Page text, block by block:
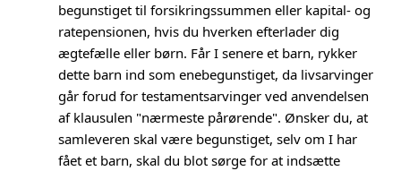
begunstiget til forsikringssummen eller kapital- og
ratepensionen, hvis du hverken efterlader dig
ægtefælle eller børn. Får I senere et barn, rykker
dette barn ind som enebegunstiget, da livsarvinger
går forud for testamentsarvinger ved anvendelsen
af klausulen "nærmeste pårørende". Ønsker du, at
samleveren skal være begunstiget, selv om I har
fået et barn, skal du blot sørge for at indsætte